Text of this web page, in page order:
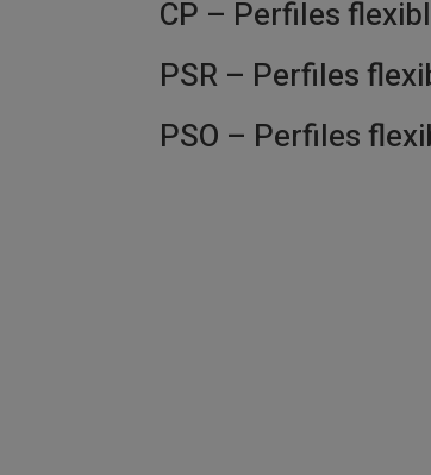
CP – Perfiles
PSR – Perfiles
PSO – Perfiles